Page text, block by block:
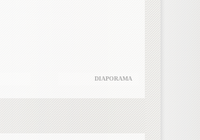
DIAPORAMA